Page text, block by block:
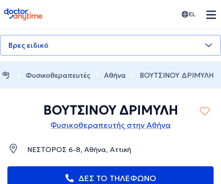
doctoranytime EL
Βρες ειδικό
Φυσικοθεραπευτές Αθήνα ΒΟΥΤΣΙΝΟΥ ΔΡΙΜΥΛΗ
ΒΟΥΤΣΙΝΟΥ ΔΡΙΜΥΛΗ
Φυσικοθεραπευτής στην Αθήνα
ΝΕΣΤΟΡΟΣ 6-8, Αθήνα, Αττική
ΔΕΣ ΤΟ ΤΗΛΕΦΩΝΟ